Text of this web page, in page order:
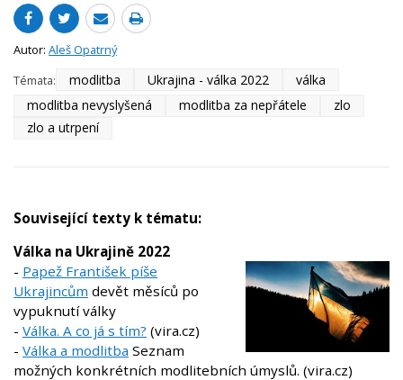
Autor: Aleš Opatrný
Témata:
modlitba Ukrajina - válka 2022
válka
modlitba nevyslyšená
modlitba za nepřátele
zlo
zlo a utrpení
Související texty k tématu:
Válka na Ukrajině 2022
- Papež František píše
Ukrajincům devět měsíců po
vypuknutí války
- Válka. A co já s tím? (vira.cz)
- Válka a modlitba Seznam
možných konkrétních modlitebních úmyslů. (vira.cz)